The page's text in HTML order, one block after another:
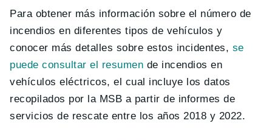
Para obtener más información sobre el número de
incendios en diferentes tipos de vehículos y
conocer más detalles sobre estos incidentes, se
puede consultar el resumen de incendios en
vehículos eléctricos, el cual incluye los datos
recopilados por la MSB a partir de informes de
servicios de rescate entre los años 2018 y 2022.